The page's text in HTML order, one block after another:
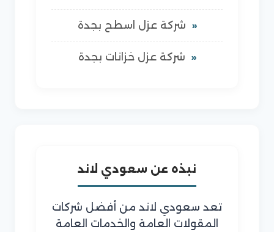
شركة عزل اسطح بجدة
شركة عزل خزانات بجدة
نبذه عن سعودي لاند
تعد سعودي لاند من أفضل شركات
المقولات العامة والخدمات العامة